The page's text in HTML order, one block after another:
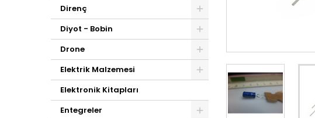
Direnç
Diyot - Bobin
Drone
Elektrik Malzemesi
Elektronik Kitapları
Entegreler